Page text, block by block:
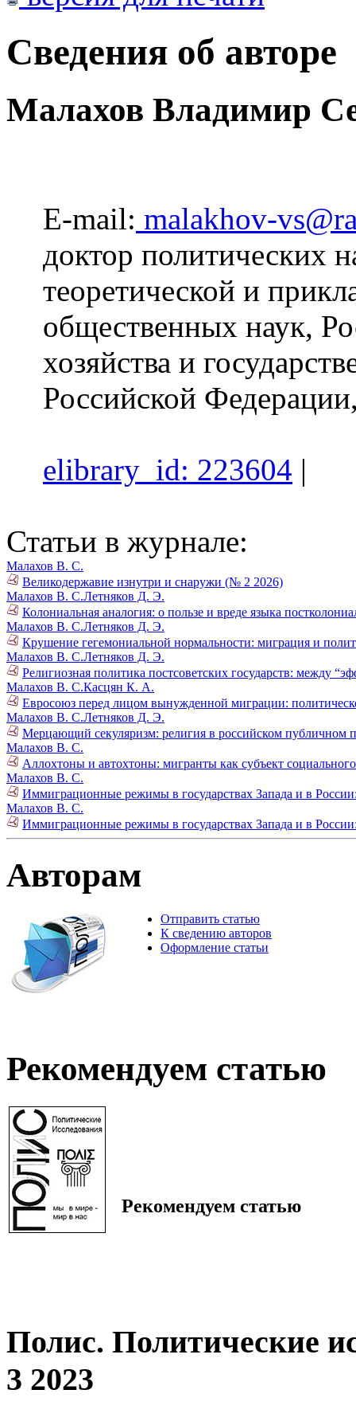
Сведения об авторе
Малахов Владимир
E-mail: malakhov-
доктор политических
теоретической и
общественных наук,
хозяйства и
Российской
elibrary_id: 223604 |
Статьи в журнале:
Малахов В. С.
Великодержавие изнутри и снаружи (№ 2 2026)
Малахов В. С.Летняков Д. Э.
Колониальная аналогия: о пользе и вреде языка
Малахов В. С.Летняков Д. Э.
Крушение гегемониальной нормальности: миграция и
Малахов В. С.Летняков Д. Э.
Религиозная политика постсоветских государств: между
Малахов В. С.Касцян К. А.
Евросоюз перед лицом вынужденной миграции:
Малахов В. С.Летняков Д. Э.
Мерцающий секуляризм: религия в российском публичном
Малахов В. С.
Аллохтоны и автохтоны: мигранты как субъект
Малахов В. С.
Иммиграционные режимы в государствах Запада и в
Малахов В. С.
Иммиграционные режимы в государствах Запада и в
Авторам
Отправить статью
К сведению авторов
Оформление статьи
Рекомендуем статью
Рекомендуем статью
Полис. Политические
3 2023